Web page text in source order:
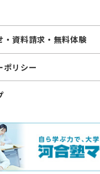
・資料請求・無料体験
ポリシー